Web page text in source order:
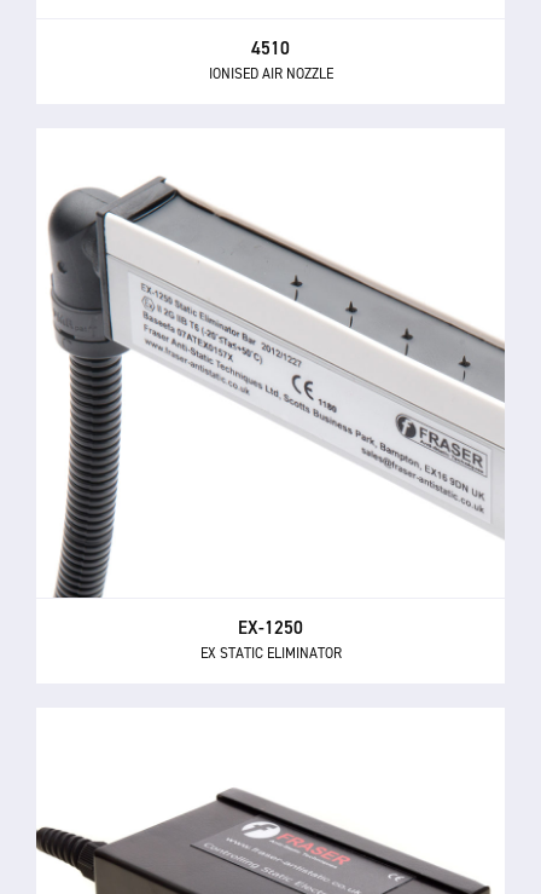
4510
IONISED AIR NOZZLE
EX-1250
EX STATIC ELIMINATOR